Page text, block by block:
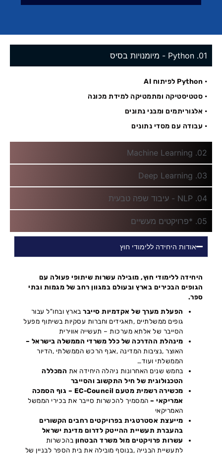
01. Python - מיומנויות בסיס
Machine Learning .02
Deep Learning .03
04. NLP - עיבוד שפה טבעית
05. *פרויקטים מעשיים
• Python לפיתוח AI
• סטטיסטיקה ומתמטיקה למידת מכונה
• אלגוריתמים ומבני נתונים
• עבודה עם מסדי נתונים
אודות היחידה ללימודי חוץ
היחידה ללימודי חוץ, מובילה עשרות שיתופי פעולה עם
הגופים הבכירים בארץ ובעולם במגוון רחב של מגמות ובתי
ספר.
הפעלת מערך של אקדמיות סייברבארץ ובחו"ל עבור
גופים ממשלתיים ,תאגידים וחברות עסקיות בשיתוף מפעל
הסייבר של אלתא מערכות – תעשייה אווירית
מינהלת ההדרכה של כלל משרדי הממשלה בישראל –
האוצר ,נציבות המדינה ,אגף הרכש הממשלתי ,הדיור
הממשלתי ועוד…
בחמש שנים האחרונות ניהלה היחידה את המכללה
הטכנולוגית של חיל התקשוב והסייבר
מכשירה רשמית מטעםEC-Council –
גוף הסמכה
אמריקאי –המסמיך להכשרות סייבר את בכירי הממשל
האמריקאי
מייעצת אסטרטגית בפרויקטים רחבים הקשורים
בהעברת תעשיית ההייטק לדרום מדינת ישראל
עשרות פרויקטים מול משרד הבטחון בהכשרות
לתעשיית הבנייה ,בנוסף מובילה את בית הספר לבניין של